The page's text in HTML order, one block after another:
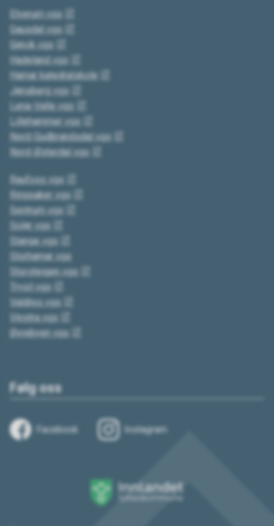
Elverum vgs
Gausdal vgs
Gjøvik vgs
Hadeland vgs
Hamar katedralskole
Jønsberg vgs
Lena-Valle vgs
Lillehammer vgs
Nord-Gudbrandsdal vgs
Nord-Østerdal vgs
Raufoss vgs
Ringsaker vgs
Sentrum vgs
Solør vgs
Stange vgs
Storhamar vgs
Storsteigen vgs
Trysil vgs
Valdres vgs
Vinstra vgs
Øvrebyen vgs
Følg oss
Facebook Instagram
Innlandet
fylkeskommune